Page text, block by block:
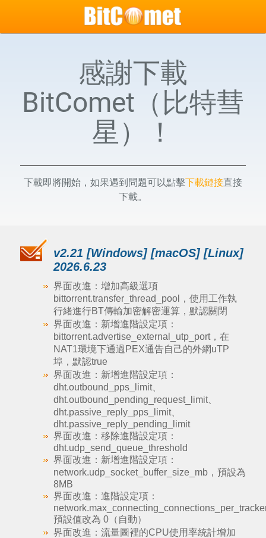
感謝下載
BitComet（比特彗
星）！
下載即將開始，如果遇到問題可以點擊下載鏈接直接
下載。
v2.21 [Windows] [macOS] [Linux]
2026.6.23
界面改進：增加高級選項
bittorrent.transfer_thread_pool，使用工作執
行緒進行BT傳輸加密解密運算，默認關閉
界面改進：新增進階設定項：
bittorrent.advertise_external_utp_port，在
NAT1環境下通過PEX通告自己的外網uTP
埠，默認true
界面改進：新增進階設定項：
dht.outbound_pps_limit、
dht.outbound_pending_request_limit、
dht.passive_reply_pps_limit、
dht.passive_reply_pending_limit
界面改進：移除進階設定項：
dht.udp_send_queue_threshold
界面改進：新增進階設定項：
network.udp_socket_buffer_size_mb，預設為
8MB
界面改進：進階設定項：
預設值改為 0（自動）
界面改進：流量圖裡的CPU使用率統計增加